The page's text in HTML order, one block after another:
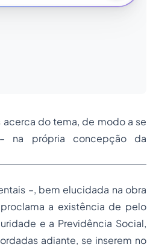
do tema, de modo a se
na própria concepção da
–, bem elucidada na obra
a existência de pelo
e a Previdência Social,
adiante, se inserem no